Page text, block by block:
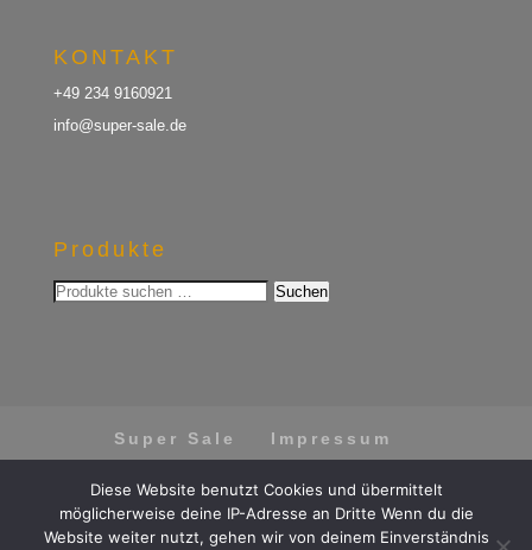
KONTAKT
+49 234 9160921
info@super-sale.de
Produkte
Suchen
nach:
Suchen
Super Sale
Impressum
Vertrag widerrufen
Diese Website benutzt Cookies und übermittelt
möglicherweise deine IP-Adresse an Dritte Wenn du die
Website weiter nutzt, gehen wir von deinem Einverständnis